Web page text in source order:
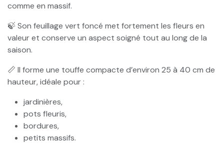
comme en massif.
🍃 Son feuillage vert foncé met fortement les fleurs en
valeur et conserve un aspect soigné tout au long de la
saison.
📏 Il forme une touffe compacte d’environ 25 à 40 cm de
hauteur, idéale pour :
jardinières,
pots fleuris,
bordures,
petits massifs.